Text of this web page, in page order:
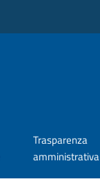
Trasparenza
amministrativa